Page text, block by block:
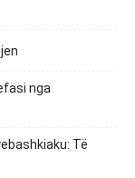
nga
Të